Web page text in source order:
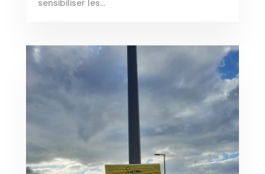
sensibiliser les...